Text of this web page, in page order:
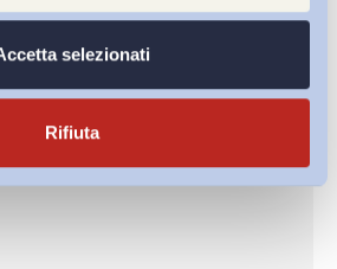
selezionati
Rifiuta
rivoluzione industriale